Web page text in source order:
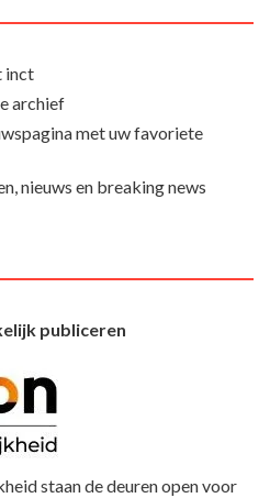
inct
archief
met uw favoriete
nieuws en breaking news
publiceren
staan de deuren open voor